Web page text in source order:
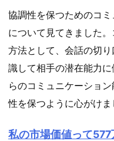
協調性を保つためのコ
について見てきました
方法として、会話の切
識して相手の潜在能力
らのコミュニケーショ
性を保つように心がけま
私の市場価値って